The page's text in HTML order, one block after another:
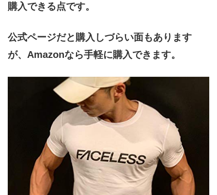
購入できる点です。
公式ページだと購入しづらい面もあります
が、Amazonなら手軽に購入できます。